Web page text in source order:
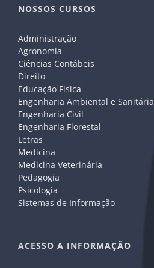
NOSSOS CURSOS
Administração
Agronomia
Ciências Contábeis
Direito
Educação Física
Engenharia Ambiental e Sanitária
Engenharia Civil
Engenharia Florestal
Letras
Medicina
Medicina Veterinária
Pedagogia
Psicologia
Sistemas de Informação
ACESSO A INFORMAÇÃO